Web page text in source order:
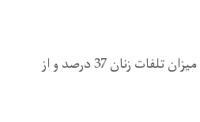
یوناما با ابراز نگرانی از افزایش تلفات غیرنظامیان گفته که در سال جاری میلادی، میزان تلفات زنان 37 درصد و از